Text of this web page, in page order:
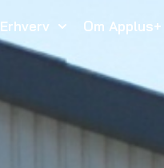
Erhverv Om Applus+